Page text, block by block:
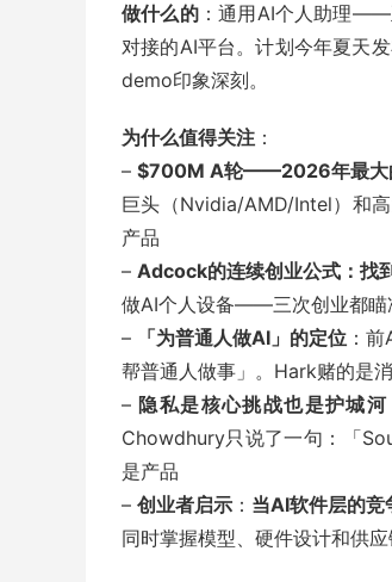
做什么的：通用AI个人助理——
对接的AI平台。计划今年夏天
demo印象深刻。
为什么值得关注 ：
–$700M A轮——2026年最大
巨头（Nvidia/AMD/Intel）和
产品
– Adcock的连续创业公式：找
做AI个人设备——三次创业都瞄
–
「为普通人做AI」的定位 ：
帮普通人做事」。Hark赌的是
– 隐私是核心挑战也是护城河
Chowdhury只说了一句：「
是产品
– 创业者启示 ： 当AI软件层的
同时掌握模型、硬件设计和供